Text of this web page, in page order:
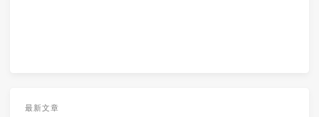
最新文章